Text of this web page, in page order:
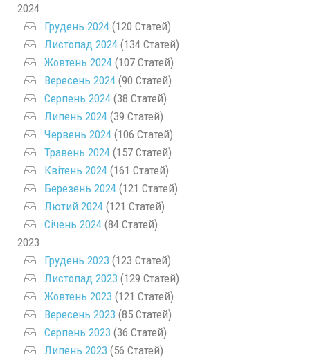
2024
Грудень 2024 (120 Статей)
Листопад 2024 (134 Статей)
Жовтень 2024 (107 Статей)
Вересень 2024 (90 Статей)
Серпень 2024 (38 Статей)
Липень 2024 (39 Статей)
Червень 2024 (106 Статей)
Травень 2024 (157 Статей)
Квітень 2024 (161 Статей)
Березень 2024 (121 Статей)
Лютий 2024 (121 Статей)
Січень 2024 (84 Статей)
2023
Грудень 2023 (123 Статей)
Листопад 2023 (129 Статей)
Жовтень 2023 (121 Статей)
Вересень 2023 (85 Статей)
Серпень 2023 (36 Статей)
Липень 2023 (56 Статей)